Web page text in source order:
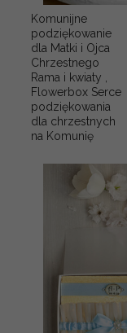
Komunijne
podziękowanie
dla Matki i Ojca
Chrzestnego
Rama i kwiaty ,
Flowerbox Serce
podziękowania
dla chrzestnych
na Komunię